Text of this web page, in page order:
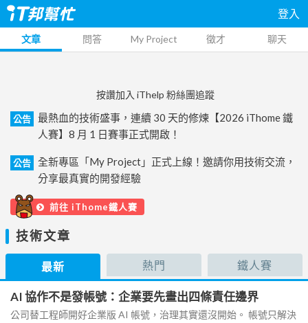
登入
文章 問答 My Project 徵才 聊天
按讚加入 iThelp 粉絲團追蹤
公告
最熱血的技術盛事，連續 30 天的修煉【2026 iThome 鐵
人賽】8 月 1 日賽事正式開啟！
公告
全新專區「My Project」正式上線！邀請你用技術交流，
分享最真實的開發經驗
前往 iThome鐵人賽
技術文章
最新 熱門 鐵人賽
AI 協作不是發帳號：企業要先畫出四條責任邊界
公司替工程師開好企業版 AI 帳號，治理其實還沒開始。 帳號只解決